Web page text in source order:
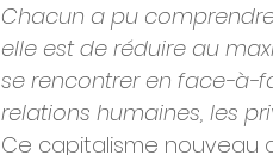
Chacun a pu
elle est de réduire au
se rencontrer en face-à-
relations humaines, les
Ce capitalisme nouveau